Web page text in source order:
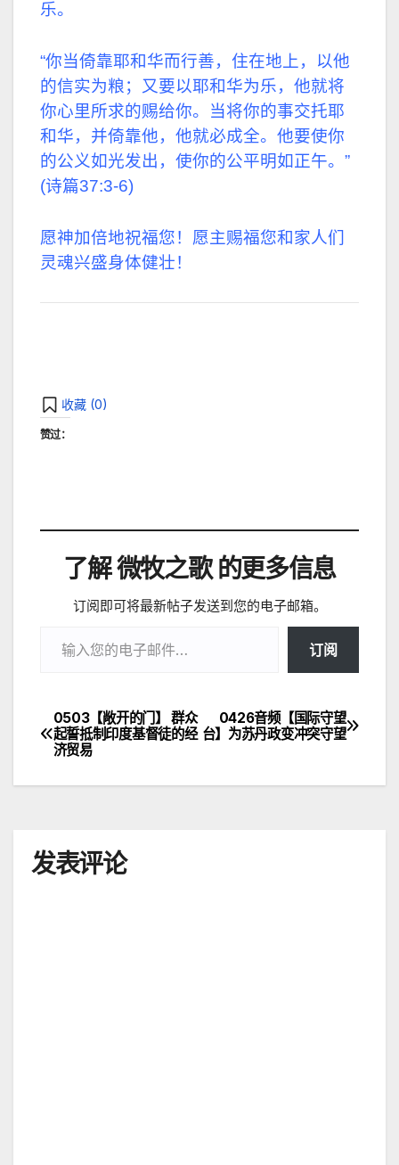
乐。
“你当倚靠耶和华而行善，住在地上，以他
的信实为粮；又要以耶和华为乐，他就将
你心里所求的赐给你。当将你的事交托耶
和华，并倚靠他，他就必成全。他要使你
的公义如光发出，使你的公平明如正午。”
(诗篇37:3-6)
愿神加倍地祝福您！愿主赐福您和家人们
灵魂兴盛身体健壮！
收藏 (0)
赞过：
了解 微牧之歌 的更多信息
订阅即可将最新帖子发送到您的电子邮箱。
订阅
文
章
0426音频【国际守望
台】为苏丹政变冲突守望
0503【敞开的门】 群众
起誓抵制印度基督徒的经
济贸易
发表评论